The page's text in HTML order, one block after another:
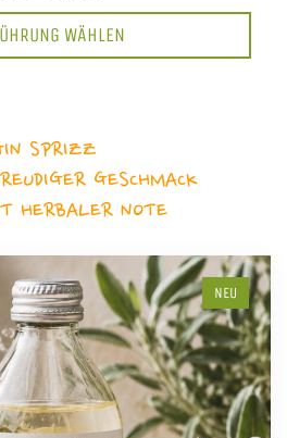
WÄHLEN
SPRIZZ
GESCHMACK
HERBALER NOTE
NEU